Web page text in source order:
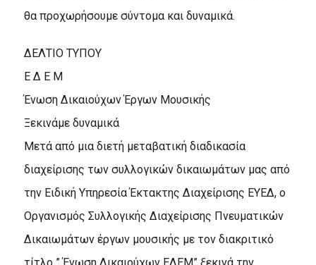
θα προχωρήσουμε σύντομα και δυναμικά.
ΔΕΛΤΙΟ ΤΥΠΟΥ
Ε Δ Ε Μ
Ένωση Δικαιούχων Έργων Μουσικής
Ξεκινάμε δυναμικά
Μετά από μια διετή μεταβατική διαδικασία
διαχείρισης των συλλογικών δικαιωμάτων μας από
την Ειδική Υπηρεσία Έκτακτης Διαχείρισης ΕΥΕΔ, ο
Οργανισμός Συλλογικής Διαχείρισης Πνευματικών
Δικαιωμάτων έργων μουσικής με τον διακριτικό